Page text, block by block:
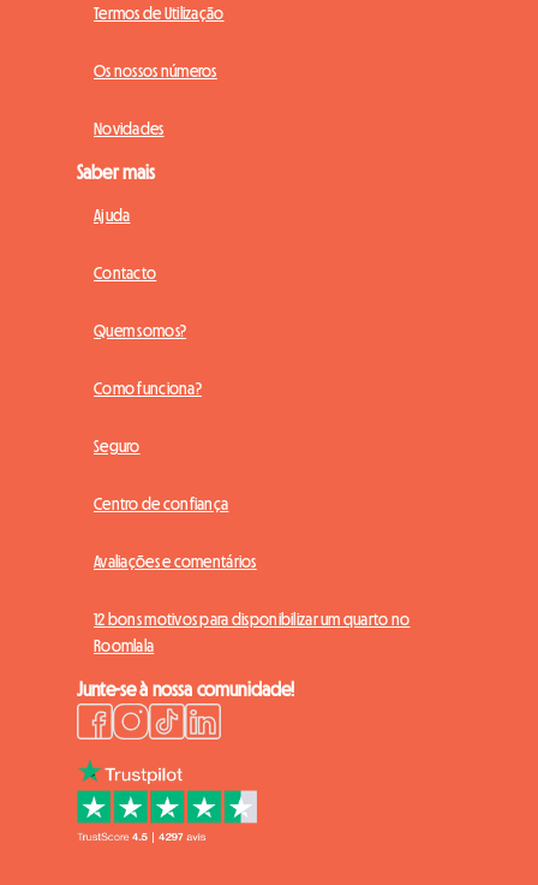
Termos de Utilização
Os nossos números
Novidades
Saber mais
Ajuda
Contacto
Quem somos?
Como funciona?
Seguro
Centro de confiança
Avaliações e comentários
12 bons motivos para disponibilizar um quarto no
Roomlala
Junte-se à nossa comunidade!